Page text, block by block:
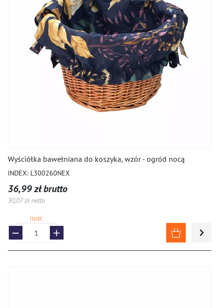
Wyściółka bawełniana do koszyka, wzór - ogród nocą
INDEX: L300260NEX
36,99 zł brutto
30,07 zł netto
Ilość